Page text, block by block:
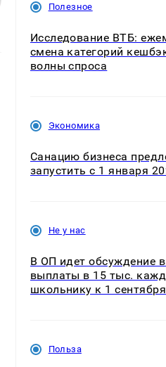
Полезное
Исследование ВТБ:
смена категорий
волны спроса
Экономика
Санацию бизнеса
запустить с 1 января
Не у нас
В ОП идет обсуждение
выплаты в 15 тыс.
школьнику к 1 сентября
Польза